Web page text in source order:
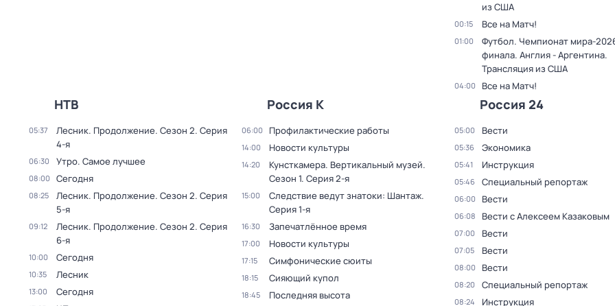
из США
00:15 Все на Матч!
01:00
Футбол. Чемпионат мира-
финала. Англия - Аргентина.
Трансляция из США
04:00 Все на Матч!
НТВ
05:37 Лесник. Продолжение. Сезон 2. Серия
4-я
06:30 Утро. Самое лучшее
08:00 Сегодня
08:25 Лесник. Продолжение. Сезон 2. Серия
5-я
09:12 Лесник. Продолжение. Сезон 2. Серия
6-я
10:00 Сегодня
10:35 Лесник
13:00 Сегодня
Россия К
06:00 Профилактические работы
14:00 Новости культуры
14:20 Кунсткамера. Вертикальный музей.
Сезон 1. Серия 2-я
15:00 Следствие ведут знатоки: Шантаж.
Серия 1-я
16:30 Запечатлённое время
17:00 Новости культуры
17:15 Симфонические сюиты
18:15 Сияющий купол
18:45 Последняя высота
Россия 24
05:00 Вести
05:36 Экономика
05:41 Инструкция
05:46 Специальный репортаж
06:00 Вести
06:08 Вести с Алексеем Казаковым
07:00 Вести
07:05 Вести
08:00 Вести
08:20 Специальный репортаж
08:24 Инструкция